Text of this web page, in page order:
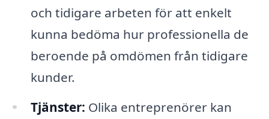
och tidigare arbeten för att enkelt
kunna bedöma hur professionella de
beroende på omdömen från tidigare
kunder.
Tjänster: Olika entreprenörer kan